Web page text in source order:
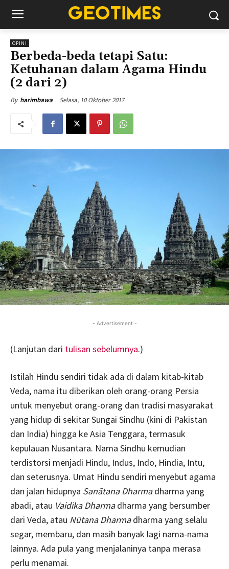
OPINI
Berbeda-beda tetapi Satu:
Ketuhanan dalam Agama Hindu
(2 dari 2)
By harimbawa Selasa, 10 Oktober 2017
- Advertisement -
(Lanjutan dari tulisan sebelumnya.)
Istilah Hindu sendiri tidak ada di dalam kitab-kitab
Veda, nama itu diberikan oleh orang-orang Persia
untuk menyebut orang-orang dan tradisi masyarakat
yang hidup di sekitar Sungai Sindhu (kini di Pakistan
dan India) hingga ke Asia Tenggara, termasuk
kepulauan Nusantara. Nama Sindhu kemudian
terdistorsi menjadi Hindu, Indus, Indo, Hindia, Intu,
dan seterusnya. Umat Hindu sendiri menyebut agama
dan jalan hidupnya Sanātana Dharmadharma yang
abadi, atau Vaidika Dharmadharma yang bersumber
dari Veda, atau Nūtana Dharmadharma yang selalu
segar, membaru, dan masih banyak lagi nama-nama
lainnya. Ada pula yang menjalaninya tanpa merasa
perlu menamai.